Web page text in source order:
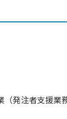
発注者支援業